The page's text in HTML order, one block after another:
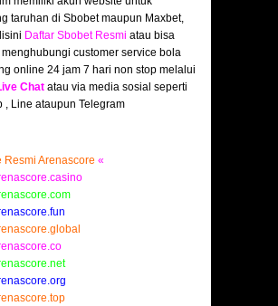
taruhan di Sbobet maupun Maxbet,
Daftar Sbobet Resmi atau bisa
menghubungi customer service bola
online 24 jam 7 hari non stop melalui
Chat atau via media sosial seperti
, Line ataupun Telegram
Resmi Arenascore «